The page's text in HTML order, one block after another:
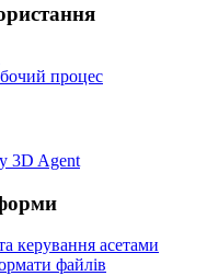
процес
3D Agent
керування асетами
файлів